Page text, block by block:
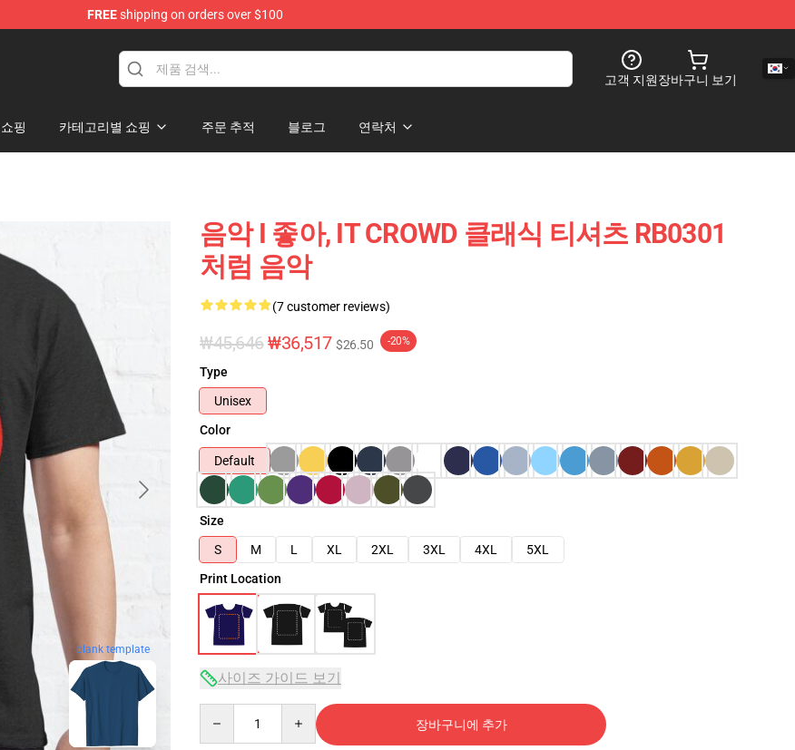
FREEshipping on orders over $100
고객 지원장바구니 보기
쇼핑 카테고리별 쇼핑 주문 추적 블로그 연락처
blank template
음악 I 좋아, IT CROWD 클래식 티셔츠 RB0301
처럼 음악
(7 customer reviews)
₩45,646₩36,517 $26.50 -20%
Type
Unisex
Color
Default
Size
S
M L XL 2XL 3XL 4XL
5XL
Print Location
사이즈 가이드 보기
장바구니에 추가